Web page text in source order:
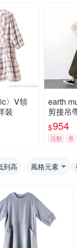
〉V領
裝
earth music
剪接吊
$954
活動 券
到高 風格元素